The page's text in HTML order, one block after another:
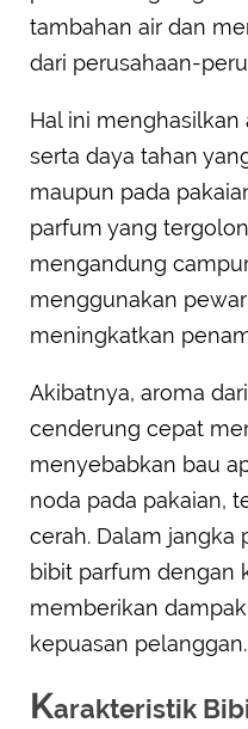
tambahan air dan
dari perusahaan-
Hal ini
serta daya tahan
maupun pada
parfum yang
mengandung
menggunakan
meningkatkan
Akibatnya, aroma
cenderung cepat
menyebabkan bau
noda pada pakaian,
cerah. Dalam jangka
bibit parfum dengan
memberikan
kepuasan pelanggan.
Karakteristik